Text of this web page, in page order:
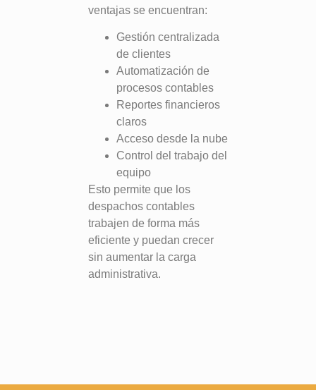
ventajas se encuentran:
Gestión centralizada
de clientes
Automatización de
procesos contables
Reportes financieros
claros
Acceso desde la nube
Control del trabajo del
equipo
Esto permite que los
despachos contables
trabajen de forma más
eficiente y puedan crecer
sin aumentar la carga
administrativa.